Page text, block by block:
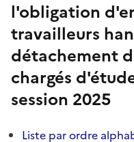
l'obligation
travailleurs
détachement
chargés
session 2025
Liste par ordre